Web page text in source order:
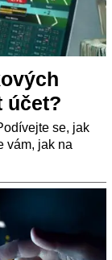
účet?
se, jak
vám, jak na